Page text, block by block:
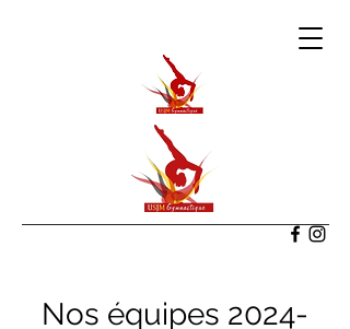
Nos équipes 2024-